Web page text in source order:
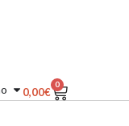
0,00€
0